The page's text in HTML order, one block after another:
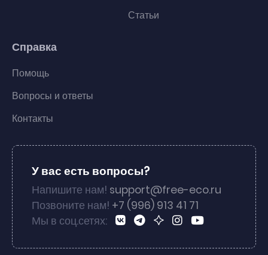
Статьи
Справка
Помощь
Вопросы и ответы
Контакты
У вас есть вопросы?
Напишите нам! support@free-eco.ru
Позвоните нам! +7 (996) 913 41 71
Мы в соц.сетях: